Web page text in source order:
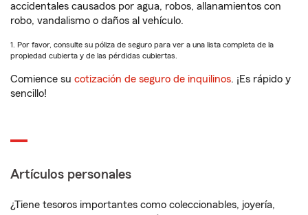
accidentales causados por agua, robos, allanamientos con
robo, vandalismo o daños al vehículo.
1. Por favor, consulte su póliza de seguro para ver a una lista completa de la
propiedad cubierta y de las pérdidas cubiertas.
Comience su cotización de seguro de inquilinos. ¡Es rápido y
sencillo!
Artículos personales
¿Tiene tesoros importantes como coleccionables, joyería,